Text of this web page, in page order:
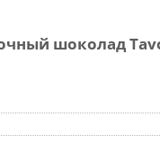
шоколад